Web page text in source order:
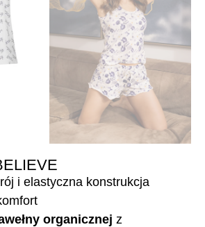
i elastyczna konstrukcja
organicznej z